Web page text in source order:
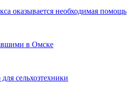
оказывается необходимая помощь
в Омске
сельхозтехники